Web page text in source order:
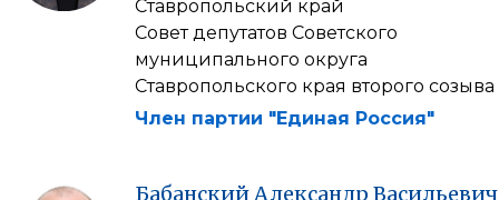
Ставропольский край
Совет депутатов Советского
муниципального округа
Ставропольского края второго созыва
Член партии "Единая Россия"
Бабанский Александр Васильевич